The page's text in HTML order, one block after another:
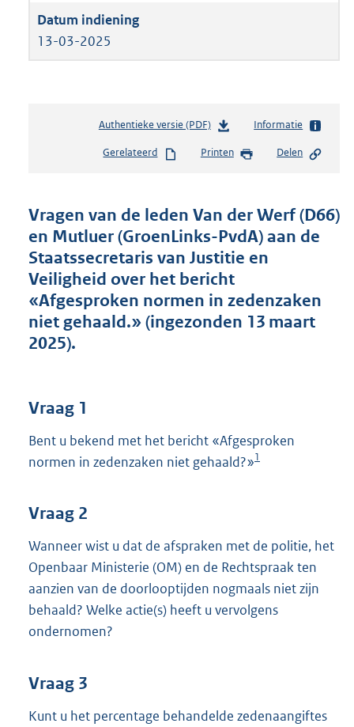
13-03-2025
Authentieke versie (PDF)b
s
d
s
g
r
o
o
t
b
Informatie
Gerelateerd Printen Delen
Vragen van de leden Van der Werf (D66)
en Mutluer (GroenLinks-PvdA) aan de
Staatssecretaris van Justitie en
Veiligheid over het bericht
«Afgesproken normen in zedenzaken
niet gehaald.» (ingezonden 13 maart
2025).
Vraag 1
Bent u bekend met het bericht «Afgesproken
normen in zedenzaken niet gehaald?»1
Vraag 2
Wanneer wist u dat de afspraken met de politie, het
Openbaar Ministerie (OM) en de Rechtspraak ten
aanzien van de doorlooptijden nogmaals niet zijn
behaald? Welke actie(s) heeft u vervolgens
ondernomen?
Vraag 3
Kunt u het percentage behandelde zedenaangiftes